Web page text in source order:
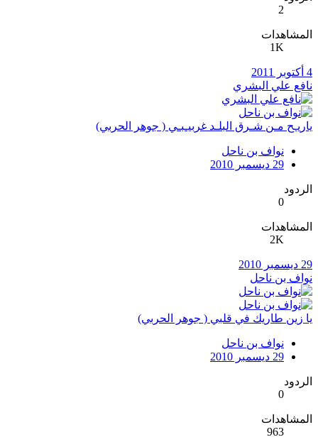
2
المشاهدات
1K
4 أكتوبر 2011
نافع علي البشري
ياريـح مـن شـرق البلـد غربيـبـي ( جوهر الحربي)
نواف بن ناحل
29 ديسمبر 2010
الردود
0
المشاهدات
2K
29 ديسمبر 2010
نواف بن ناحل
يا زين طاريك في قلبي ( جوهر الحربي)
نواف بن ناحل
29 ديسمبر 2010
الردود
0
المشاهدات
963